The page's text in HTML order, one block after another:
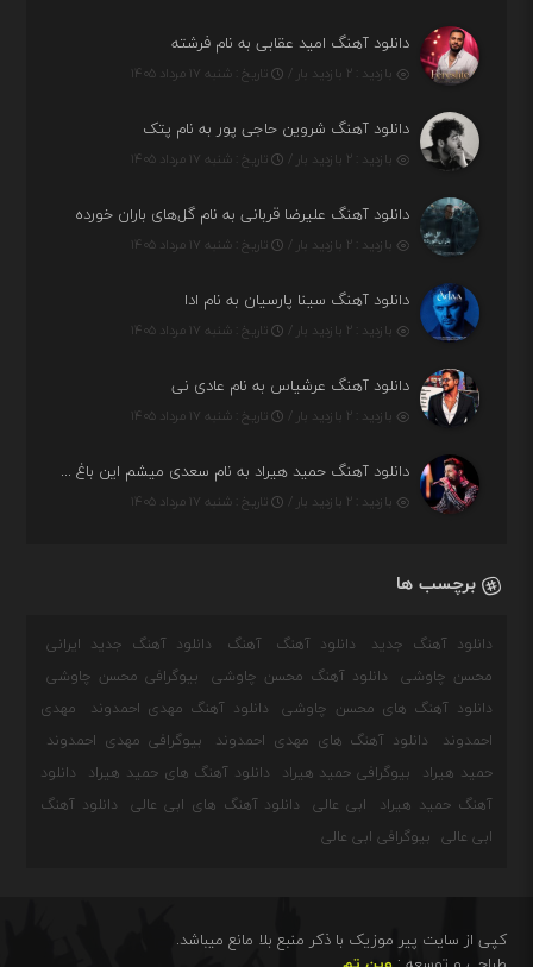
دانلود آهنگ امید عقابی به نام فرشته
بازدید : ۲ بازدید بار / تاریخ : شنبه ۱۷ مرداد ۱۴۰۵
دانلود آهنگ شروین حاجی پور به نام پتک
بازدید : ۲ بازدید بار / تاریخ : شنبه ۱۷ مرداد ۱۴۰۵
دانلود آهنگ علیرضا قربانی به نام گل‌های باران خورده
بازدید : ۲ بازدید بار / تاریخ : شنبه ۱۷ مرداد ۱۴۰۵
دانلود آهنگ سینا پارسیان به نام ادا
بازدید : ۲ بازدید بار / تاریخ : شنبه ۱۷ مرداد ۱۴۰۵
دانلود آهنگ عرشیاس به نام عادی نی
بازدید : ۲ بازدید بار / تاریخ : شنبه ۱۷ مرداد ۱۴۰۵
دانلود آهنگ حمید هیراد به نام سعدی میشم این باغ و گلستون کنی واسم خیام زمانه ام به تو پرت حواسم
بازدید : ۲ بازدید بار / تاریخ : شنبه ۱۷ مرداد ۱۴۰۵
برچسب ها
دانلود آهنگ جدید دانلود آهنگ آهنگ
دانلود آهنگ جدید ایرانی
محسن چاوشی
دانلود آهنگ محسن چاوشی
بیوگرافی محسن چاوشی
دانلود آهنگ های محسن چاوشی
دانلود آهنگ مهدی احمدوند
مهدی
احمدوند
دانلود آهنگ های مهدی احمدوند
بیوگرافی مهدی احمدوند
حمید هیراد
بیوگرافی حمید هیراد دانلود آهنگ های حمید هیراد
دانلود
آهنگ حمید هیراد
ابی عالی دانلود آهنگ های ابی عالی
دانلود آهنگ
ابی عالی
بیوگرافی ابی عالی
کپی از سایت پیر موزیک با ذکر منبع بلا مانع میباشد.